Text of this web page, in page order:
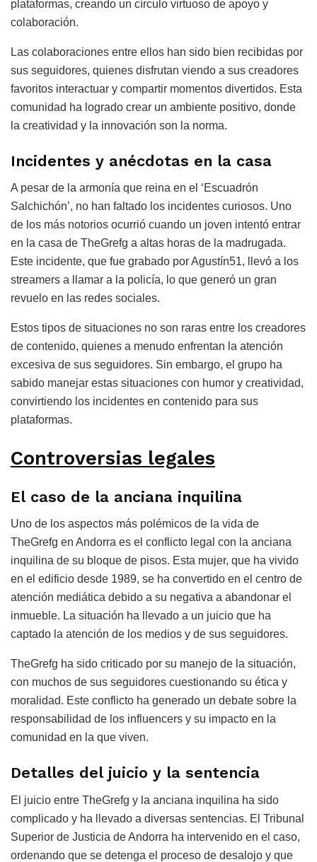
plataformas, creando un círculo virtuoso de apoyo y
colaboración.
Las colaboraciones entre ellos han sido bien recibidas por
sus seguidores, quienes disfrutan viendo a sus creadores
favoritos interactuar y compartir momentos divertidos. Esta
comunidad ha logrado crear un ambiente positivo, donde
la creatividad y la innovación son la norma.
Incidentes y anécdotas en la casa
A pesar de la armonía que reina en el ‘Escuadrón
Salchichón’, no han faltado los incidentes curiosos. Uno
de los más notorios ocurrió cuando un joven intentó entrar
en la casa de TheGrefg a altas horas de la madrugada.
Este incidente, que fue grabado por Agustín51, llevó a los
streamers a llamar a la policía, lo que generó un gran
revuelo en las redes sociales.
Estos tipos de situaciones no son raras entre los creadores
de contenido, quienes a menudo enfrentan la atención
excesiva de sus seguidores. Sin embargo, el grupo ha
sabido manejar estas situaciones con humor y creatividad,
convirtiendo los incidentes en contenido para sus
plataformas.
Controversias legales
El caso de la anciana inquilina
Uno de los aspectos más polémicos de la vida de
TheGrefg en Andorra es el conflicto legal con la anciana
inquilina de su bloque de pisos. Esta mujer, que ha vivido
en el edificio desde 1989, se ha convertido en el centro de
atención mediática debido a su negativa a abandonar el
inmueble. La situación ha llevado a un juicio que ha
captado la atención de los medios y de sus seguidores.
TheGrefg ha sido criticado por su manejo de la situación,
con muchos de sus seguidores cuestionando su ética y
moralidad. Este conflicto ha generado un debate sobre la
responsabilidad de los influencers y su impacto en la
comunidad en la que viven.
Detalles del juicio y la sentencia
El juicio entre TheGrefg y la anciana inquilina ha sido
complicado y ha llevado a diversas sentencias. El Tribunal
Superior de Justicia de Andorra ha intervenido en el caso,
ordenando que se detenga el proceso de desalojo y que